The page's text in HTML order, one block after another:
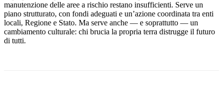
manutenzione delle aree a rischio restano insufficienti. Serve un
piano strutturato, con fondi adeguati e un’azione coordinata tra enti
locali, Regione e Stato. Ma serve anche — e soprattutto — un
cambiamento culturale: chi brucia la propria terra distrugge il futuro
di tutti.